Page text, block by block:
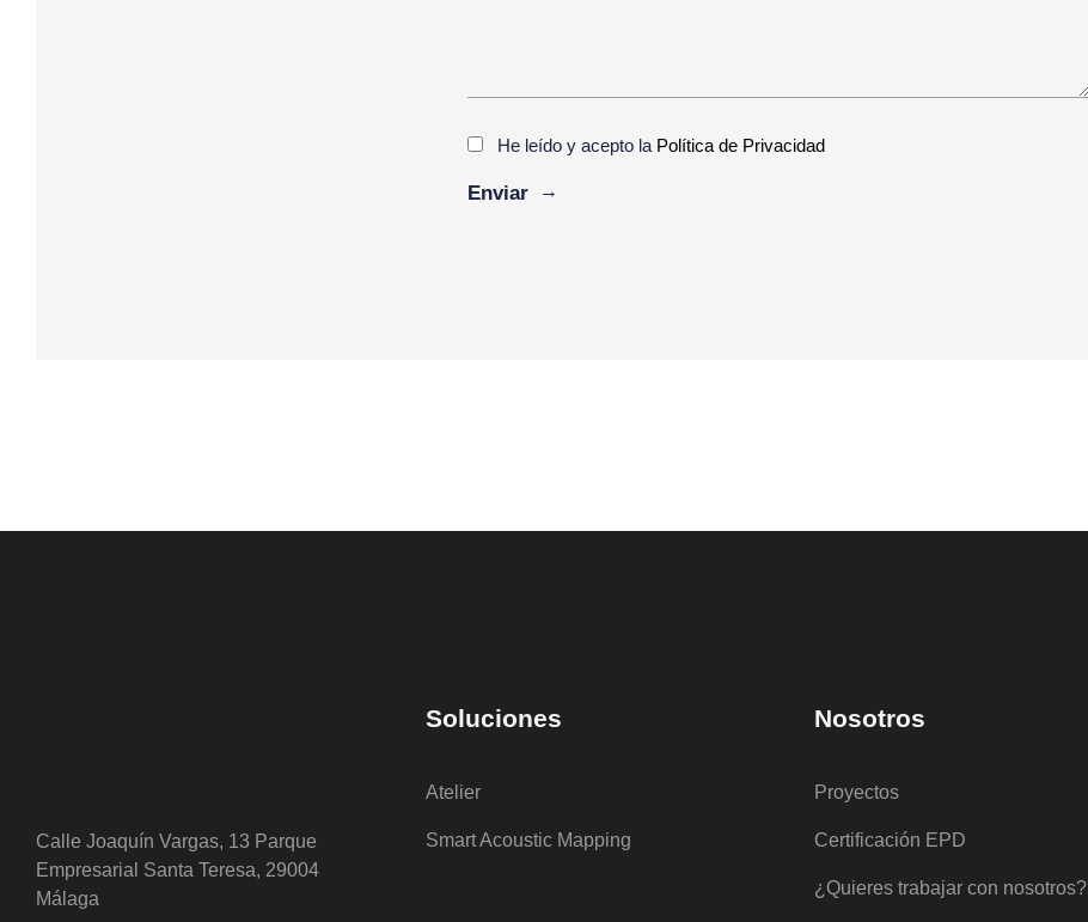
He leído y acepto la Política de Privacidad
Calle Joaquín Vargas, 13 Parque
Empresarial Santa Teresa, 29004
Málaga
Soluciones
Atelier
Smart Acoustic Mapping
Nosotros
Proyectos
Certificación EPD
¿Quieres trabajar con nosotros?